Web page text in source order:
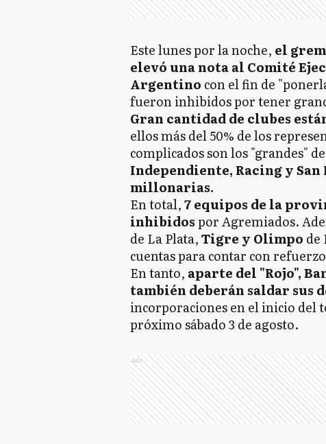
Este lunes por la noche, el
elevó una nota al Comité
Argentino con el fin de
fueron inhibidos por tener
Gran cantidad de clubes
ellos más del 50% de los
complicados son los "grandes"
Independiente, Racing y
millonarias.
En total,7 equipos de la
inhibidospor Agremiados.
de La Plata,Tigre y Olimpo de
cuentas para contar con
En tanto, aparte del "Rojo",
también deberán saldar sus
incorporaciones en el inicio del
próximo sábado 3 de agosto.
Ads